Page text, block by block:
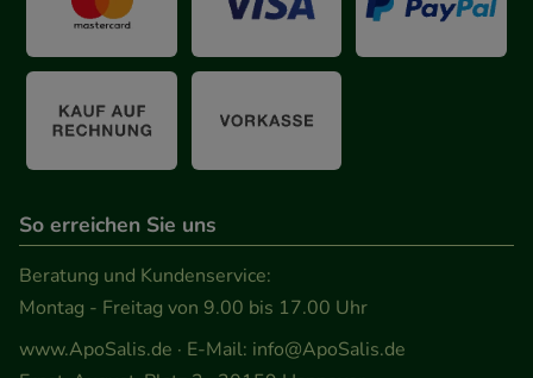
So erreichen Sie uns
Beratung und Kundenservice:
Montag - Freitag von 9.00 bis 17.00 Uhr
www.ApoSalis.de · E-Mail: info@ApoSalis.de